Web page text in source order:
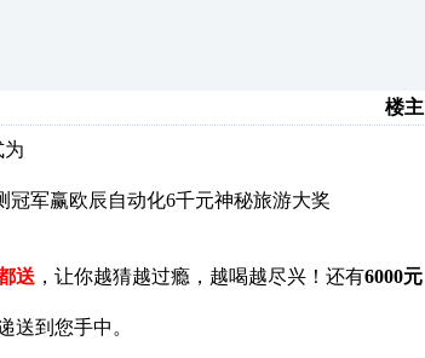
楼主
为
冠军赢欧辰自动化6千元神秘旅游大奖
送 ，让你越猜越过瘾，越喝越尽兴！还有6000元
送到您手中。